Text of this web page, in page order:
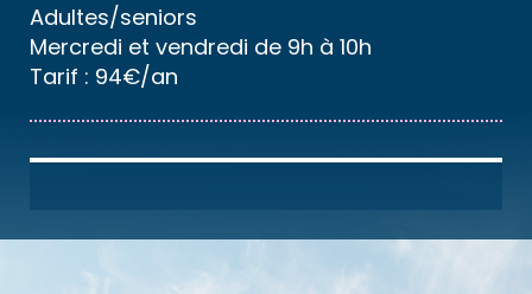
Adultes/seniors
Mercredi et vendredi de 9h à 10h
Tarif : 94€/an